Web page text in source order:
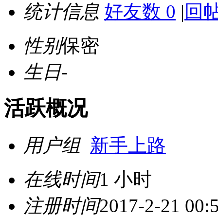
统计信息 好友数 0 | 回
性别保密
生日-
活跃概况
用户组 新手上路
在线时间1 小时
注册时间2017-2-21